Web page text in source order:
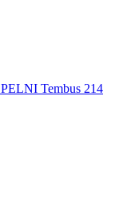
Tembus 214